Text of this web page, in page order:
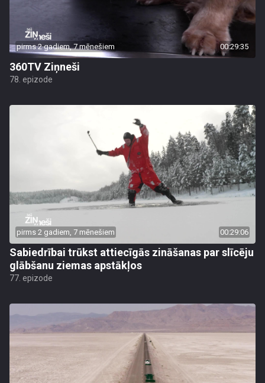
pirms 2 gadiem, 7 mēnešiem 00:29:35
360TV Ziņneši
78. epizode
pirms 2 gadiem, 7 mēnešiem 00:29:06
Sabiedrībai trūkst attiecīgās zināšanas par slīcēju
glābšanu ziemas apstākļos
77. epizode